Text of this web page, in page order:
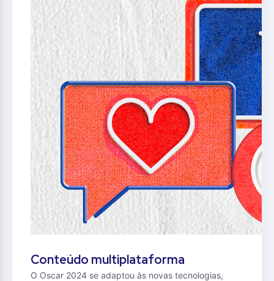
Conteúdo multiplataforma
O Oscar 2024 se adaptou às novas tecnologias,